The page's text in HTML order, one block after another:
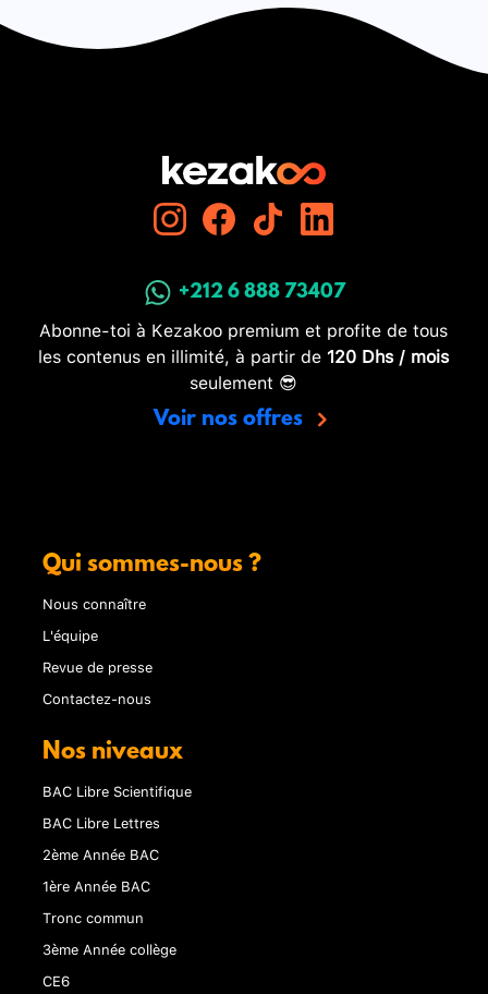
+212 6 888 73407
Abonne-toi à Kezakoo premium et profite de tous
les contenus en illimité, à partir de 120 Dhs / mois
seulement 😎
Voir nos offres
Qui sommes-nous ?
Nous connaître
L'équipe
Revue de presse
Contactez-nous
Nos niveaux
BAC Libre Scientifique
BAC Libre Lettres
2ème Année BAC
1ère Année BAC
Tronc commun
3ème Année collège
CE6